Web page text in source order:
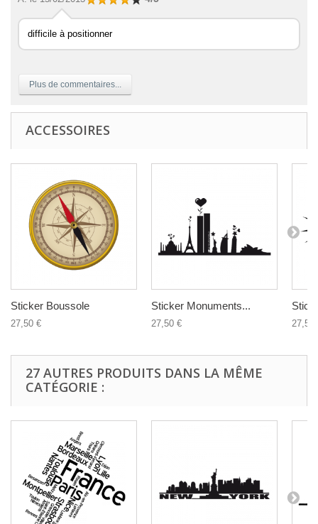
difficile à positionner
Plus de commentaires...
ACCESSOIRES
Sticker Boussole
27,50 €
Sticker Monuments...
27,50 € 27,50
27 AUTRES PRODUITS DANS LA MÊME
CATÉGORIE :